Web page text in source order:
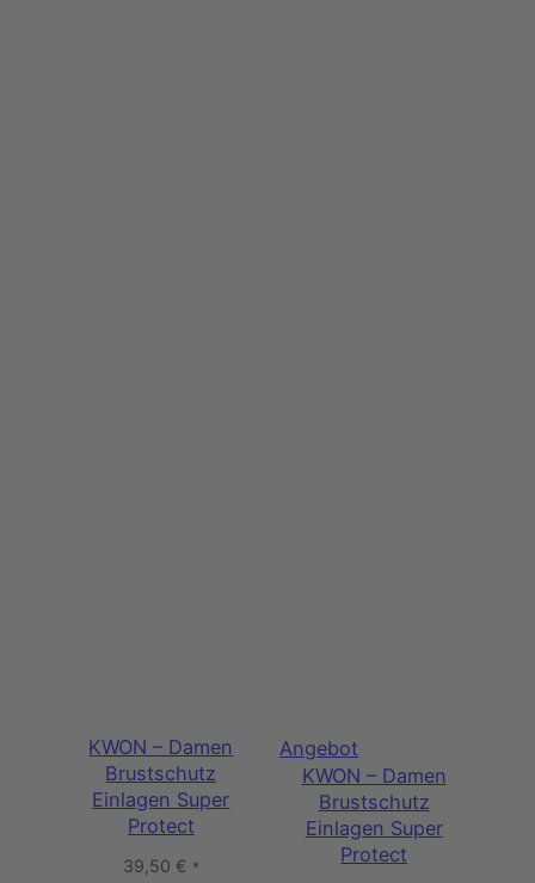
KWON – Damen
Brustschutz
Einlagen Super
Protect
39,50 € *
Angebot
im
Angebot
KWON – Damen
Brustschutz
Einlagen Super
Protect